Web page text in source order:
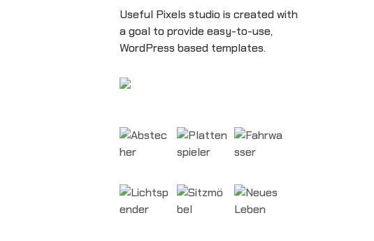
Useful Pixels studio is created with
a goal to provide easy-to-use,
WordPress based templates.